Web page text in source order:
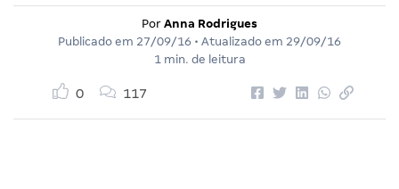
Por Anna Rodrigues
Publicado em 27/09/16 • Atualizado em 29/09/16
1 min. de leitura
0 117